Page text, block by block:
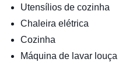
Utensílios de cozinha
Chaleira elétrica
Cozinha
Máquina de lavar louça